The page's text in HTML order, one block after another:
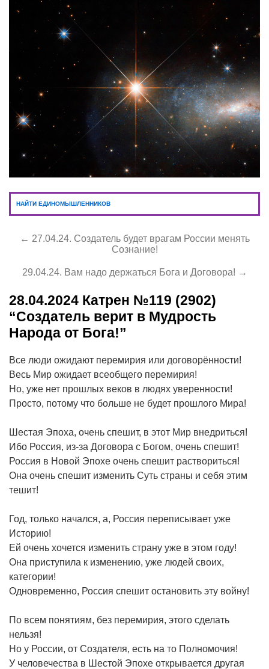
НАЙТИ ЕДИНОМЫШЛЕННИКОВ
← 27.04.24. Создатель будет врагам России менять
Сознание!
29.04.24. Вам надо держаться Бога и Договора! →
28.04.2024 Катрен №119 (2902)
“Создатель верит в Мудрость
Народа от Бога!”
Все люди ожидают перемирия или договорённости!
Весь Мир ожидает всеобщего перемирия!
Но, уже нет прошлых веков в людях уверенности!
Просто, потому что больше не будет прошлого Мира!
Шестая Эпоха, очень спешит, в этот Мир внедриться!
Ибо Россия, из-за Договора с Богом, очень спешит!
Россия в Новой Эпохе очень спешит раствориться!
Она очень спешит изменить Суть страны и себя этим
тешит!
Год, только начался, а, Россия переписывает уже
Историю!
Ей очень хочется изменить страну уже в этом году!
Она приступила к изменению, уже людей своих,
категории!
Одновременно, Россия спешит остановить эту войну!
По всем понятиям, без перемирия, этого сделать
нельзя!
Но у России, от Создателя, есть на то Полномочия!
У человечества в Шестой Эпохе открывается другая